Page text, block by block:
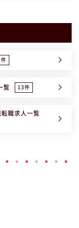
覧 13件
転職求人一覧